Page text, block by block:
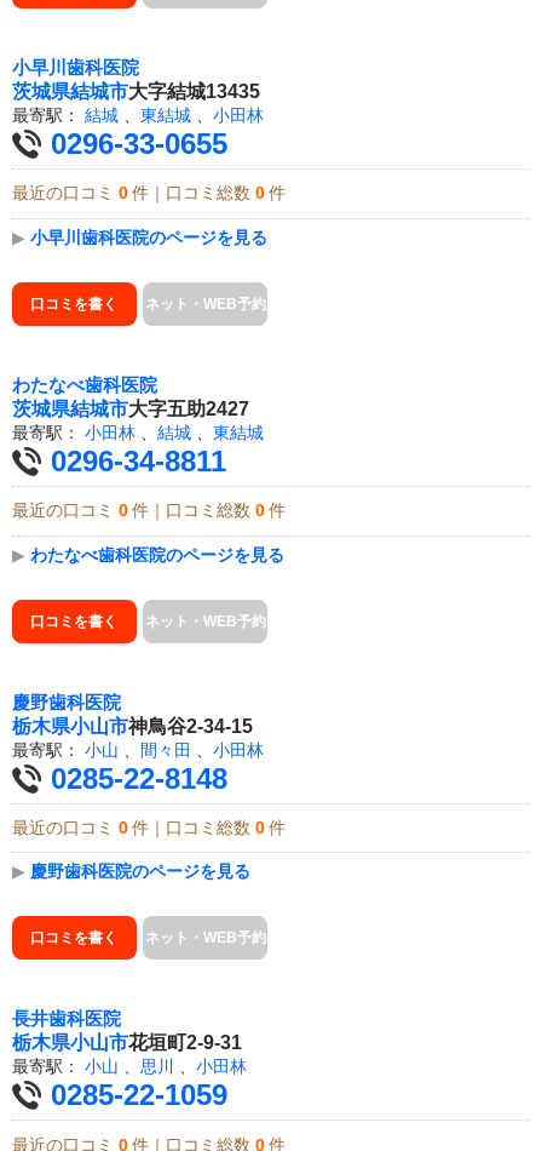
小早川歯科医院
茨城県結城市大字結城13435
最寄駅： 結城 東結城 小田林
0296-33-0655
最近の口コミ 0 件｜口コミ総数 0 件
▶ 小早川歯科医院のページを見る
口コミを書く ネット・WEB予約
わたなべ歯科医院
茨城県結城市大字五助2427
最寄駅： 小田林 結城 東結城
0296-34-8811
最近の口コミ 0 件｜口コミ総数 0 件
▶ わたなべ歯科医院のページを見る
口コミを書く ネット・WEB予約
慶野歯科医院
栃木県小山市神鳥谷2-34-15
最寄駅： 小山 間々田 小田林
0285-22-8148
最近の口コミ 0 件｜口コミ総数 0 件
▶ 慶野歯科医院のページを見る
口コミを書く ネット・WEB予約
長井歯科医院
栃木県小山市花垣町2-9-31
最寄駅： 小山 、 思川 、 小田林
0285-22-1059
最近の口コミ 0 件｜口コミ総数 0 件